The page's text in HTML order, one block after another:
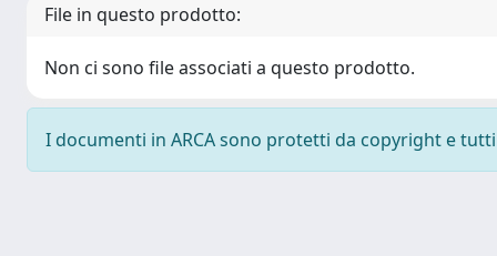
File in questo prodotto:
Non ci sono file associati a questo prodotto.
I documenti in ARCA sono protetti da copyright e